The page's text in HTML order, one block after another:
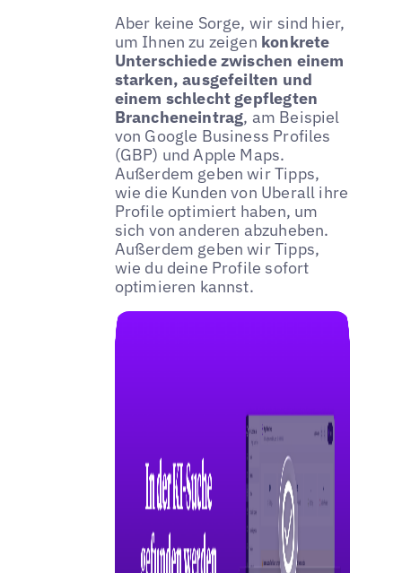
Aber keine Sorge, wir sind hier,
um Ihnen zu zeigen konkrete
Unterschiede zwischen einem
starken, ausgefeilten und
einem schlecht gepflegten
Brancheneintrag, am Beispiel
von Google Business Profiles
(GBP) und Apple Maps.
Außerdem geben wir Tipps,
wie die Kunden von Uberall ihre
Profile optimiert haben, um
sich von anderen abzuheben.
Außerdem geben wir Tipps,
wie du deine Profile sofort
optimieren kannst.